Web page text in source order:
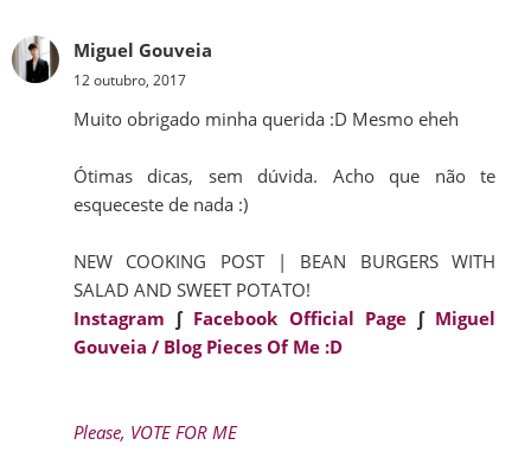
Miguel Gouveia
12 outubro, 2017
Muito obrigado minha querida :D Mesmo eheh
Ótimas dicas, sem dúvida. Acho que não te
esqueceste de nada :)
NEW COOKING POST | BEAN BURGERS WITH
SALAD AND SWEET POTATO!
Instagram ∫ Facebook Official Page∫ Miguel
Gouveia / Blog Pieces Of Me :D
Please, VOTE FOR ME